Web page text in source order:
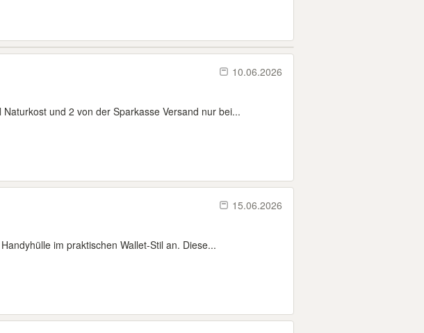
10.06.2026
und 2 von der Sparkasse Versand nur bei...
15.06.2026
im praktischen Wallet-Stil an. Diese...